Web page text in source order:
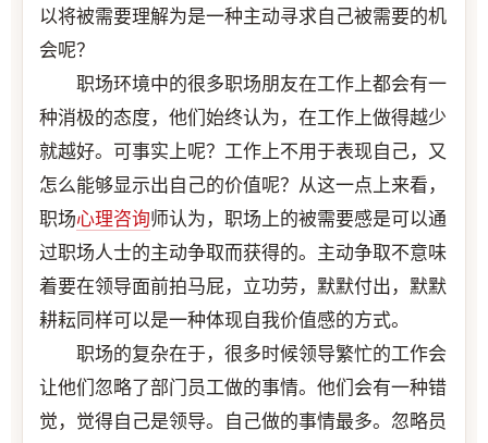
以将被需要理解为是一种主动寻求自己被需要的机
会呢？
职场环境中的很多职场朋友在工作上都会有一
种消极的态度，他们始终认为，在工作上做得越少
就越好。可事实上呢？工作上不用于表现自己，又
怎么能够显示出自己的价值呢？从这一点上来看，
职场心理咨询师认为，职场上的被需要感是可以通
过职场人士的主动争取而获得的。主动争取不意味
着要在领导面前拍马屁，立功劳，默默付出，默默
耕耘同样可以是一种体现自我价值感的方式。
职场的复杂在于，很多时候领导繁忙的工作会
让他们忽略了部门员工做的事情。他们会有一种错
觉，觉得自己是领导。自己做的事情最多。忽略员